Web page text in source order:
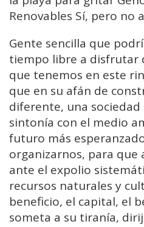
Renovables Sí, pero no
Gente sencilla que
tiempo libre a disfrutar
que tenemos en este
que en su afán de
diferente, una
sintonía con el medio
futuro más
organizarnos, para que
ante el expolio
recursos naturales y
beneficio, el capital, el
someta a su tiranía,